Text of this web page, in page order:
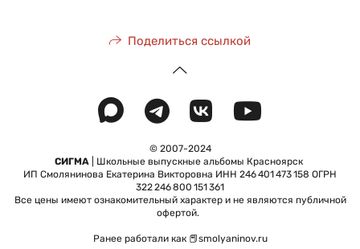
Поделиться ссылкой
© 2007-2024
СИГМА | Школьные выпускные альбомы Красноярск
ИП Смолянинова Екатерина Викторовна ИНН 246 401 473 158 ОГРН
322 246 800 151 361
Все цены имеют ознакомительный характер и не являются публичной
офертой.
Ранее работали как 📕smolyaninov.ru